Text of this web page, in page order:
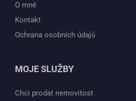
O mně
Kontakt
Ochrana osobních údajů
MOJE SLUŽBY
Chci prodat nemovitost